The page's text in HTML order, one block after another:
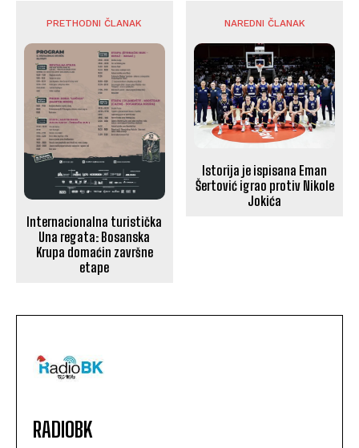
PRETHODNI ČLANAK
Internacionalna turistička
Una regata: Bosanska
Krupa domaćin završne
etape
NAREDNI ČLANAK
Istorija je ispisana Eman
Šertović igrao protiv Nikole
Jokića
RADIOBK